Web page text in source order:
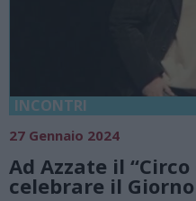
INCONTRI
27 Gennaio 2024
Ad Azzate il
celebrare il